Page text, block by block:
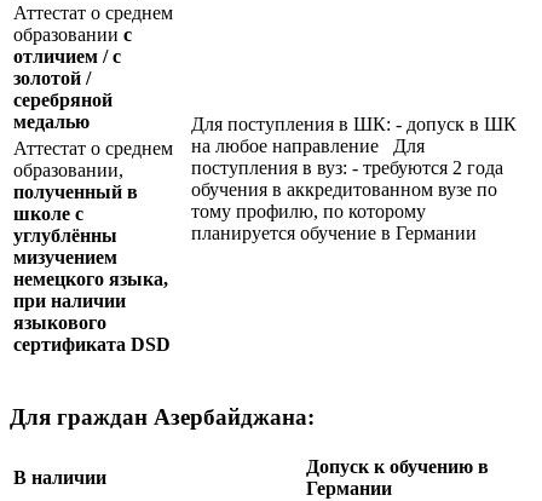
Аттестат о среднем
образовании с
отличием / с
золотой /
серебряной
медалью
Для поступления в ШК: - допуск в ШК
на любое направление Для
поступления в вуз: - требуются 2 года
обучения в аккредитованном вузе по
тому профилю, по которому
планируется обучение в Германии
Аттестат о среднем
образовании,
полученный в
школе с
углублённы
мизучением
немецкого языка,
при наличии
языкового
сертификата DSD
Для граждан Азербайджана:
В наличии
Допуск к обучению в
Германии